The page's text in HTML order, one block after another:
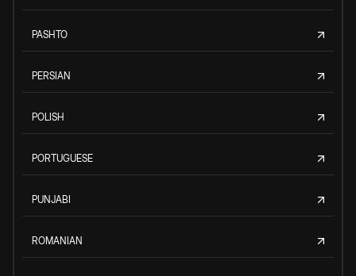
PASHTO
PERSIAN
POLISH
PORTUGUESE
PUNJABI
ROMANIAN